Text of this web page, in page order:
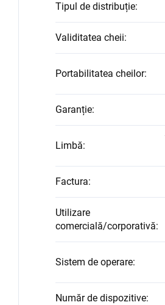
Tipul de distribuție:
Validitatea cheii:
Portabilitatea cheilor:
Garanție:
Limbă:
Factura:
Utilizare
comercială/corporativă:
Sistem de operare:
Număr de dispozitive: